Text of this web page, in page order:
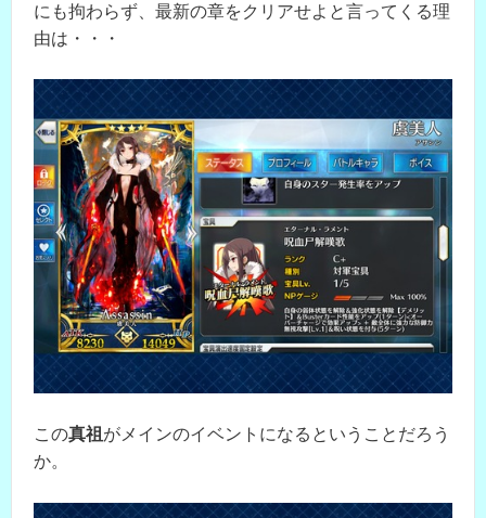
にも拘わらず、最新の章をクリアせよと言ってくる理
由は・・・
この真祖 がメインのイベントになるということだろう
か。